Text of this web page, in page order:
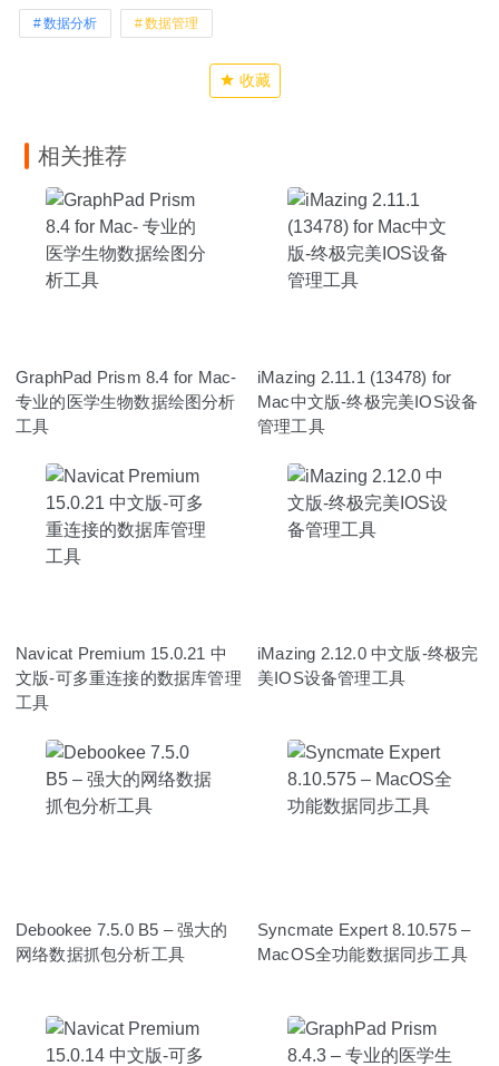
数据分析 数据管理
收藏
相关推荐
GraphPad Prism 8.4 for Mac-
专业的医学生物数据绘图分析
工具
iMazing 2.11.1 (13478) for
Mac中文版-终极完美IOS设备
管理工具
Navicat Premium 15.0.21 中
文版-可多重连接的数据库管理
工具
iMazing 2.12.0 中文版-终极完
美IOS设备管理工具
Debookee 7.5.0 B5 – 强大的
网络数据抓包分析工具
Syncmate Expert 8.10.575 –
MacOS全功能数据同步工具